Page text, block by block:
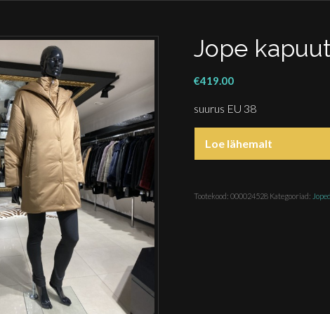
Jope
€419.00
suurus EU 38
Loe lähemalt
Tootekood:000024528 Kategooriad: Joped